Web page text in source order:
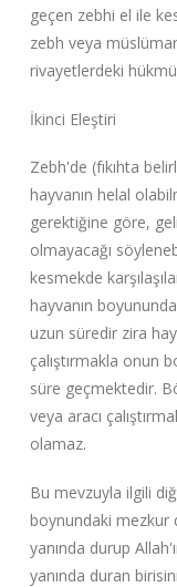
geçen zebhi el ile
zebh veya
rivayetlerdeki hükmü
İkinci Eleştiri
Zebh'de (fıkıhta
hayvanın helal
gerektiğine göre,
olmayacağı
kesmekde
hayvanın
uzun süredir zira
çalıştırmakla onun
süre geçmektedir.
veya aracı
olamaz.
Bu mevzuyla ilgili
boynundaki mezkur
yanında durup
yanında duran